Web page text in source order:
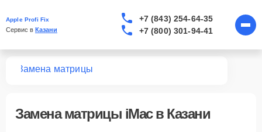
Apple Profi Fix
Сервис в Казани
+7 (843) 254-64-35
+7 (800) 301-94-41
Замена матрицы
Замена матрицы iMac в Казани